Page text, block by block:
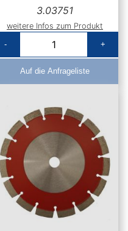
3.03751
weitere Infos zum Produkt
-
+
Auf die Anfrageliste